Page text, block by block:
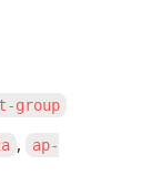
group
,
ap-